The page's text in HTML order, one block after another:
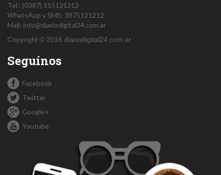
Tel.: (0387) 155121212
WhatsApp y SMS: 3875121212
Mail: info@diariodigital24.com.ar
Copyright © 2016 diariodigital24.com.ar
Seguínos
Facebook
Twitter
Google+
Youtube